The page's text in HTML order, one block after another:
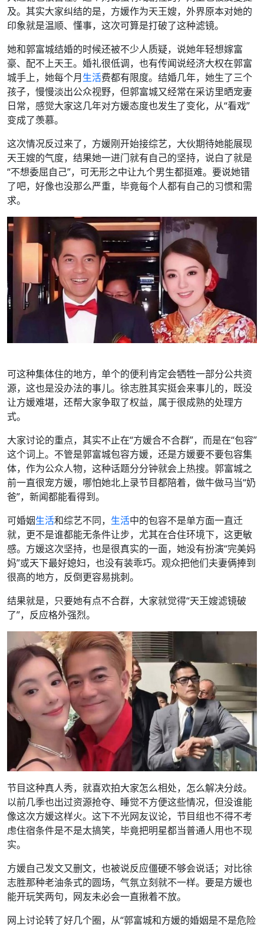
及。其实大家纠结的是，方媛作为天王嫂，外界原本对她的
印象就是温顺、懂事，这次可算是打破了这种滤镜。
她和郭富城结婚的时候还被不少人质疑，说她年轻想嫁富
豪、配不上天王。婚礼很低调，也有传闻说经济大权在郭富
城手上，她每个月生活费都有限度。结婚几年，她生了三个
孩子，慢慢淡出公众视野，但郭富城又经常在采访里晒宠妻
日常，感觉大家这几年对方媛态度也发生了变化，从“看戏”
变成了羡慕。
这次情况反过来了，方媛刚开始接综艺，大伙期待她能展现
天王嫂的气度，结果她一进门就有自己的坚持，说白了就是
“不想委屈自己”，可无形之中让九个男生都挺难。要说她错
了吧，好像也没那么严重，毕竟每个人都有自己的习惯和需
求。
可这种集体住的地方，单个的便利肯定会牺牲一部分公共资
源，这也是没办法的事儿。徐志胜其实挺会来事儿的，既没
让方媛难堪，还帮大家争取了权益，属于很成熟的处理方
式。
大家讨论的重点，其实不止在“方媛合不合群”，而是在“包容”
这个词上。不管是郭富城包容方媛，还是方媛要不要包容集
体，作为公众人物，这种话题分分钟就会上热搜。郭富城之
前一直很宠方媛，哪怕她北上录节目都陪着，做牛做马当“奶
爸”，新闻都能看得到。
可婚姻生活和综艺不同， 生活中的包容不是单方面一直迁
就，更不是谁都能无条件让步，尤其在合住环境下，这更敏
感。方媛这次坚持，也是很真实的一面，她没有扮演“完美妈
妈”或天下最好媳妇，也没有装乖巧。观众把他们夫妻俩捧到
很高的地方，反倒更容易挑刺。
结果就是，只要她有点不合群，大家就觉得“天王嫂滤镜破
了”，反应格外强烈。
节目这种真人秀，就喜欢拍大家怎么相处，怎么解决分歧。
以前几季也出过资源抢夺、睡觉不方便这些情况，但没谁能
像这次方媛这样火。这下不光网友议论，节目组也不得不考
虑住宿条件是不是太搞笑，毕竟把明星都当普通人用也不现
实。
方媛自己发文又删文，也被说反应僵硬不够会说话；对比徐
志胜那种老油条式的圆场，气氛立刻就不一样。要是方媛也
能开玩笑两句，网友未必会一直揪着不放。
网上讨论转了好几个圈，从“郭富城和方媛的婚姻是不是危险